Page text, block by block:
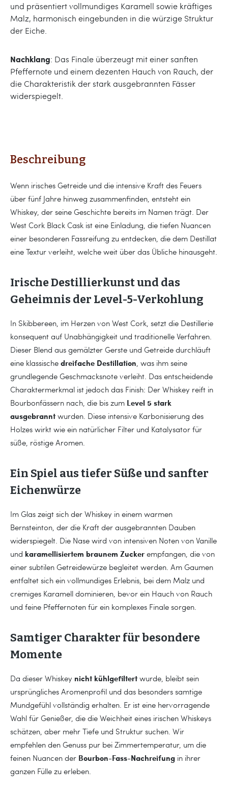
und präsentiert vollmundiges Karamell sowie kräftiges
Malz, harmonisch eingebunden in die würzige Struktur
der Eiche.
Nachklang: Das Finale überzeugt mit einer sanften
Pfeffernote und einem dezenten Hauch von Rauch, der
die Charakteristik der stark ausgebrannten Fässer
widerspiegelt.
Beschreibung
Wenn irisches Getreide und die intensive Kraft des Feuers
über fünf Jahre hinweg zusammenfinden, entsteht ein
Whiskey, der seine Geschichte bereits im Namen trägt. Der
West Cork Black Cask ist eine Einladung, die tiefen Nuancen
einer besonderen Fassreifung zu entdecken, die dem Destillat
eine Textur verleiht, welche weit über das Übliche hinausgeht.
Irische Destillierkunst und das
Geheimnis der Level-5-Verkohlung
In Skibbereen, im Herzen von West Cork, setzt die Destillerie
konsequent auf Unabhängigkeit und traditionelle Verfahren.
Dieser Blend aus gemälzter Gerste und Getreide durchläuft
eine klassische dreifache Destillation, was ihm seine
grundlegende Geschmacksnote verleiht. Das entscheidende
Charaktermerkmal ist jedoch das Finish: Der Whiskey reift in
Bourbonfässern nach, die bis zum Level 5 stark
ausgebranntwurden. Diese intensive Karbonisierung des
Holzes wirkt wie ein natürlicher Filter und Katalysator für
süße, röstige Aromen.
Ein Spiel aus tiefer Süße und sanfter
Eichenwürze
Im Glas zeigt sich der Whiskey in einem warmen
Bernsteinton, der die Kraft der ausgebrannten Dauben
widerspiegelt. Die Nase wird von intensiven Noten von Vanille
und karamellisiertem braunem Zucker empfangen, die von
einer subtilen Getreidewürze begleitet werden. Am Gaumen
entfaltet sich ein vollmundiges Erlebnis, bei dem Malz und
cremiges Karamell dominieren, bevor ein Hauch von Rauch
und feine Pfeffernoten für ein komplexes Finale sorgen.
Samtiger Charakter für besondere
Momente
Da dieser Whiskey nicht kühlgefiltertwurde, bleibt sein
ursprüngliches Aromenprofil und das besonders samtige
Mundgefühl vollständig erhalten. Er ist eine hervorragende
Wahl für Genießer, die die Weichheit eines irischen Whiskeys
schätzen, aber mehr Tiefe und Struktur suchen. Wir
empfehlen den Genuss pur bei Zimmertemperatur, um die
feinen Nuancen der Bourbon-Fass-Nachreifung in ihrer
ganzen Fülle zu erleben.